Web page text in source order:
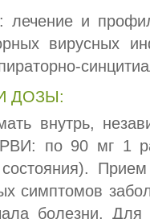
лечение и
вирусных
ДОЗЫ:
внутрь,
по 90 мг 1
симптомов
болезни. Для